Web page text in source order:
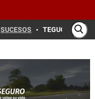
SUCESOS TEGUCIGALPA